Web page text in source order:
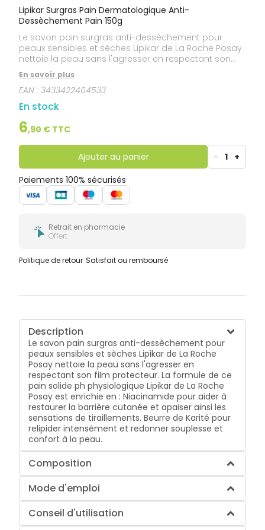
Lipikar Surgras Pain Dermatologique Anti-
Dessèchement Pain 150g
Le savon pain surgras anti-dessèchement pour
peaux sensibles et sèches Lipikar de La Roche Posay
nettoie la peau sans l'agresser en respectant son
film protecteur. La formule de ce pain solide ph
physiologique Lipikar de La Roche Posay est enrichie
en : Niacinamide pour aider à restaurer la barrière
cutanée et apaiser ainsi les sensations de
tiraillements. Beurre de Karité pour relipider
intensément et redonner souplesse et confort à la
peau.
En savoir plus
EAN :3433422404533
En stock
6,90 € TTC
Ajouter au panier - 1 +
Paiements 100% sécurisés
Retrait en pharmacie
Offert
Politique de retour Satisfait ou remboursé
Description
Le savon pain surgras anti-dessèchement pour
peaux sensibles et sèches Lipikar de La Roche
Posay nettoie la peau sans l'agresser en
respectant son film protecteur. La formule de ce
pain solide ph physiologique Lipikar de La Roche
Posay est enrichie en : Niacinamide pour aider à
restaurer la barrière cutanée et apaiser ainsi les
sensations de tiraillements. Beurre de Karité pour
relipider intensément et redonner souplesse et
confort à la peau.
Composition
Mode d'emploi
Conseil d'utilisation